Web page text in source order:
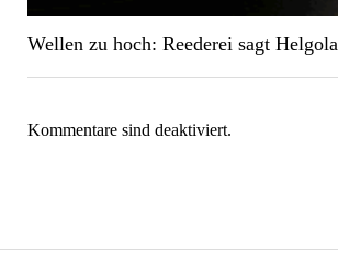
Wellen zu hoch: Reederei sagt
Kommentare sind deaktiviert.